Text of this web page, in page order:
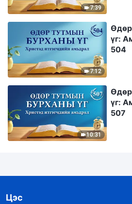
7:39
7:12
үг:
504
10:31
үг:
507
Цэс